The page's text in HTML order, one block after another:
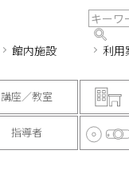
館内施設 利用
講座／教室
指導者